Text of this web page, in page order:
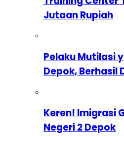
Jutaan Rupiah
Pelaku Mutilasi
Depok, Berhasil
Keren! Imigrasi
Negeri 2 Depok